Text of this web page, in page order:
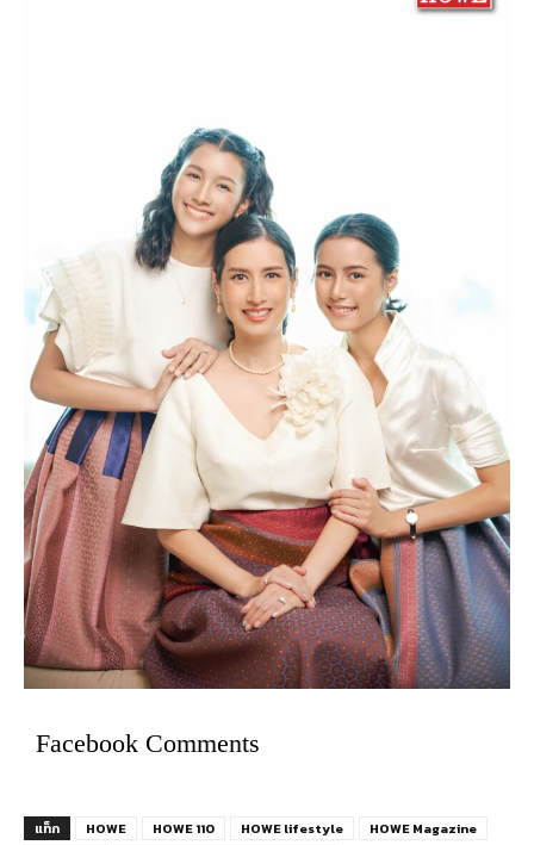
Facebook Comments
แท็ก HOWE HOWE 110 HOWE lifestyle
HOWE Magazine